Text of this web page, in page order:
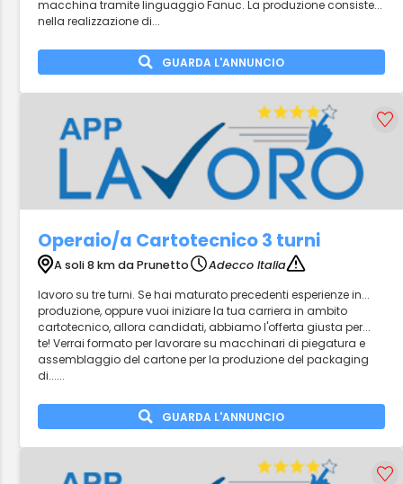
macchina tramite linguaggio Fanuc. La produzione consiste...
nella realizzazione di...
GUARDA L'ANNUNCIO
Operaio/a Cartotecnico 3 turni
A soli 8 km da Prunetto
Adecco Italia
lavoro su tre turni. Se hai maturato precedenti esperienze in...
produzione, oppure vuoi iniziare la tua carriera in ambito
cartotecnico, allora candidati, abbiamo l'offerta giusta per...
te! Verrai formato per lavorare su macchinari di piegatura e
assemblaggio del cartone per la produzione del packaging
di......
GUARDA L'ANNUNCIO